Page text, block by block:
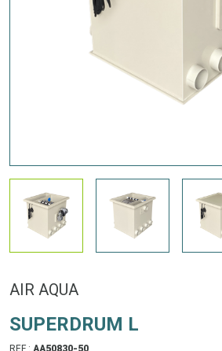
AIR AQUA
SUPERDRUM L
REF : AA50830-50